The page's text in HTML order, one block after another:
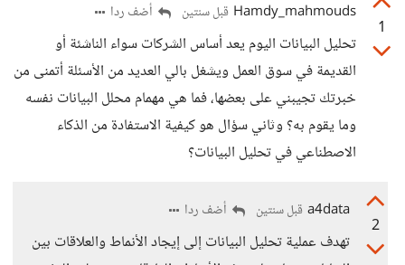
1
Hamdy_mahmouds قبل سنتين أضف ردا
تحليل البيانات اليوم يعد أساس الشركات سواء الناشئة أو
القديمة في سوق العمل ويشغل بالي العديد من الأسئلة أتمنى من
خبرتك تجيبني على بعضها، فما هي مهمام محلل البيانات نفسه
وما يقوم به؟ وثاني سؤال هو كيفية الاستفادة من الذكاء
الاصطناعي في تحليل البيانات؟
2
a4data قبل سنتين أضف ردا
تهدف عملية تحليل البيانات إلى إيجاد الأنماط والعلاقات بين